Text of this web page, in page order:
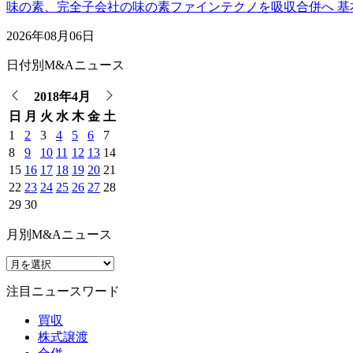
味の素、完全子会社の味の素ファインテクノを吸収合併へ
2026年08月06日
日付別M&Aニュース
2018年4月
日
月 火 水 木 金 土
1
2 3 4 5 6
7
8
9 10 11 12 13 14
15 16 17 18 19 20 21
22 23 24 25 26 27 28
29 30
月別M&Aニュース
注目ニュースワード
買収
株式譲渡